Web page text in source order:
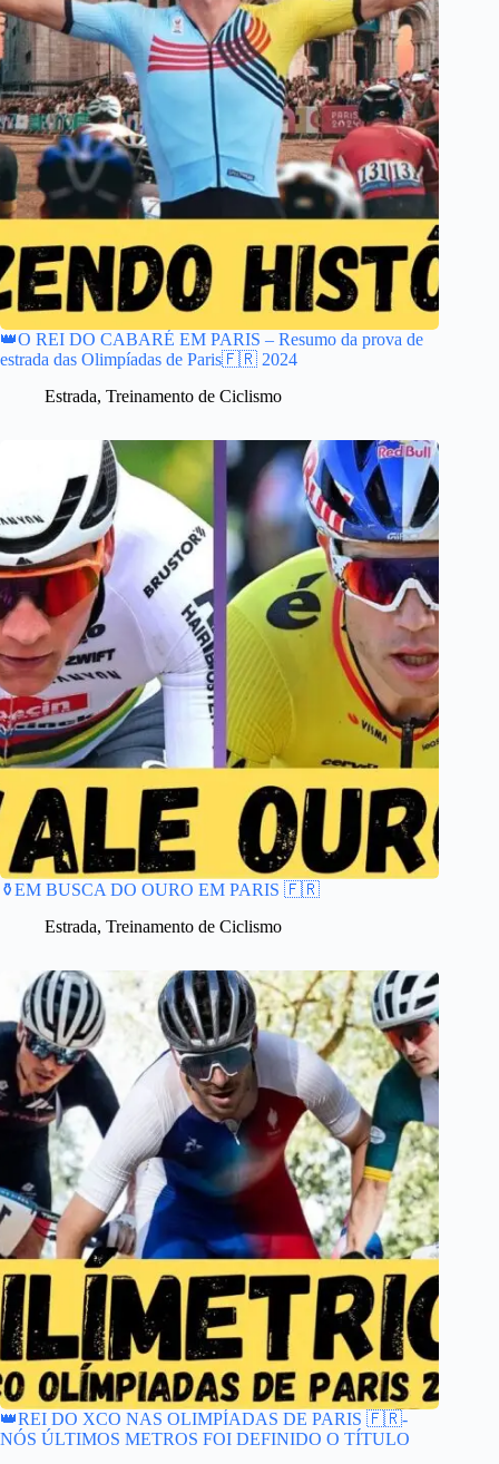
👑O REI DO CABARÉ EM PARIS – Resumo da prova de
estrada das Olimpíadas de Paris🇫🇷 2024
Estrada, Treinamento de Ciclismo
⚱️EM BUSCA DO OURO EM PARIS 🇫🇷
Estrada, Treinamento de Ciclismo
👑REI DO XCO NAS OLIMPÍADAS DE PARIS 🇫🇷-
NÓS ÚLTIMOS METROS FOI DEFINIDO O TÍTULO